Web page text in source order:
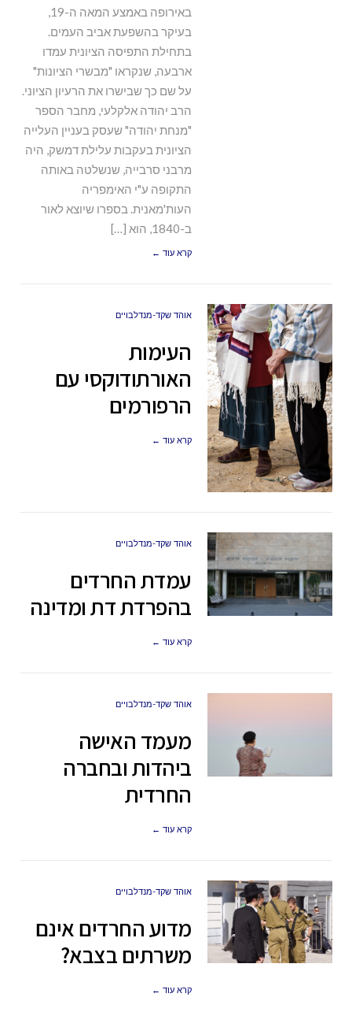
באירופה באמצע המאה ה-19,
בעיקר בהשפעת אביב העמים.
בתחילת התפיסה הציונית עמדו
ארבעה, שנקראו "מבשרי הציונות"
על שם כך שבישרו את הרעיון הציוני.
הרב יהודה אלקלעי, מחבר הספר
"מנחת יהודה" שעסק בעניין העלייה
הציונית בעקבות עלילת דמשק, היה
מרבני סרבייה, שנשלטה באותה
התקופה ע"י האימפריה
העות'מאנית. בספרו שיוצא לאור
ב-1840, הוא […]
קרא עוד ←
אוהד שקד-מנדלבויים
העימות
האורתודוקסי עם
הרפורמים
קרא עוד ←
אוהד שקד-מנדלבויים
עמדת החרדים
בהפרדת דת ומדינה
קרא עוד ←
אוהד שקד-מנדלבויים
מעמד האישה
ביהדות ובחברה
החרדית
קרא עוד ←
אוהד שקד-מנדלבויים
מדוע החרדים אינם
משרתים בצבא?
קרא עוד ←